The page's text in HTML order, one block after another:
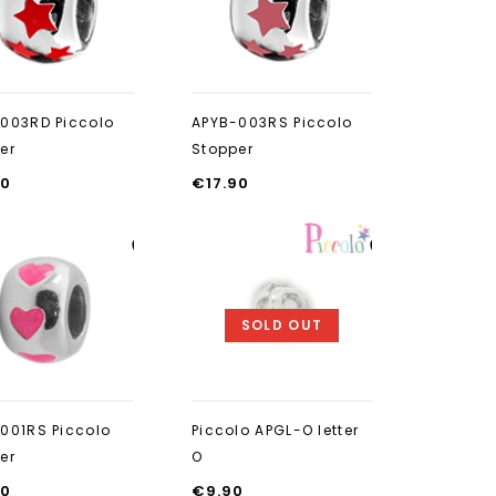
Piccolo
APYB-003RS Piccolo
Stopper
€17.90
Piccolo
SOLD OUT
Piccolo APGL-O letter
O
€9.90